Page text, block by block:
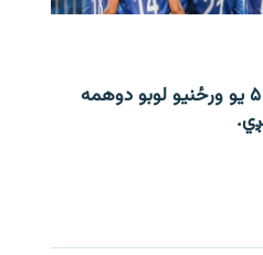
د افغانستان او ایرلنډ ترمنځ د ۵ یو ورځنیو لوبو دوهمه